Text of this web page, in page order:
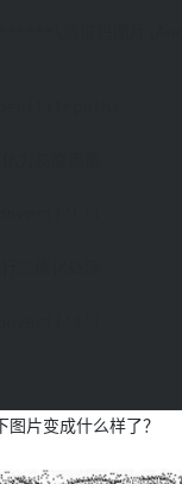
片变成什么样了？